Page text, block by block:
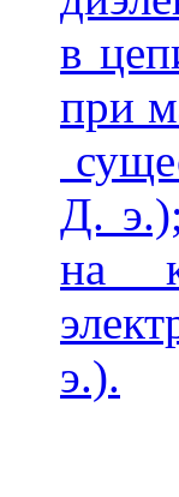
в
при
Д.
на
э.).